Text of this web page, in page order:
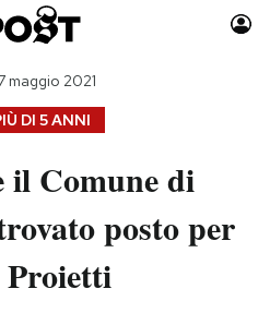
Auto
Moda
Consumismi
Storie/Idee
DI 5 ANNI
maggio 2021
il Comune di
posto per
Proietti